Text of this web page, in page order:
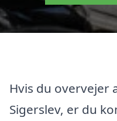
Hvis du overvejer
Sigerslev, er du